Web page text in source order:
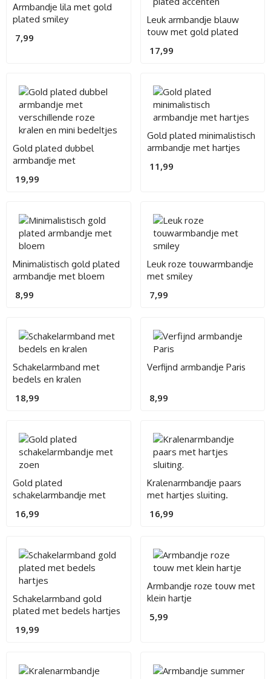
Armbandje lila met gold
plated smiley
7,99
Leuk armbandje blauw
touw met gold plated
17,99
Gold plated dubbel
armbandje met
en mini bedeltjes
19,99
Gold plated minimalistisch
armbandje met hartjes
11,99
Minimalistisch gold plated
armbandje met bloem
8,99
Leuk roze touwarmbandje
met smiley
7,99
Schakelarmband met
bedels en kralen
18,99
Verfijnd armbandje Paris
8,99
Gold plated
schakelarmbandje met
16,99
Kralenarmbandje paars
met hartjes sluiting.
16,99
Schakelarmband gold
plated met bedels hartjes
19,99
Armbandje roze touw met
klein hartje
5,99